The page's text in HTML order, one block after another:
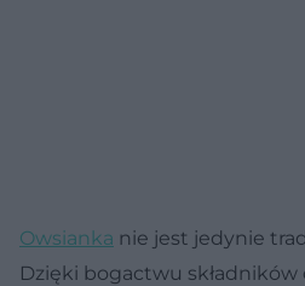
Owsianka nie jest jedynie
Dzięki bogactwu